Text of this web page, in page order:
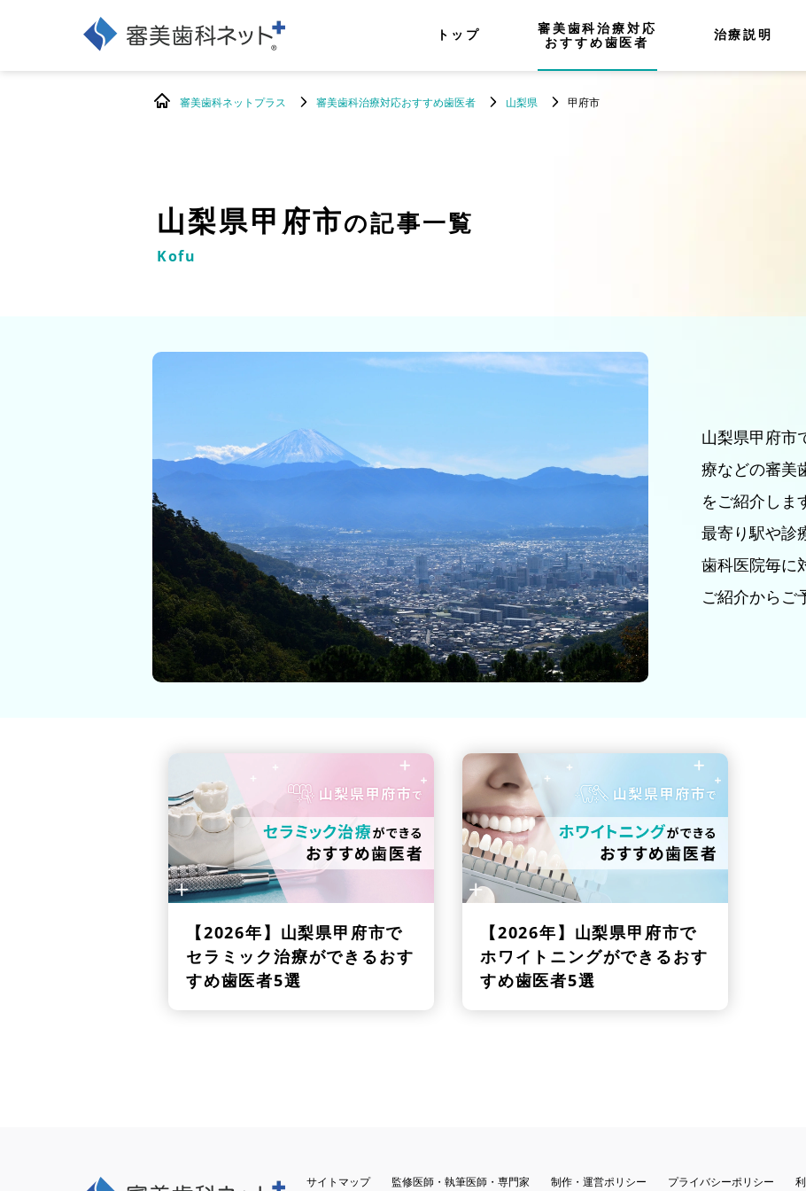
トップ
審美歯科治療対応
おすすめ歯医者
治療説明
審美歯科ネットプラス 審美歯科治療対応おすすめ歯医者 山梨県 甲府市
山梨県甲府市の記事一覧
Kofu
山梨県甲府市
療などの審美
をご紹介しま
最寄り駅や診
歯科医院毎に
ご紹介からご
【2026年】 山梨県甲府市で
セラミック治療ができるおす
すめ歯医者5選
【2026年】 山梨県甲府市で
ホワイトニングができるおす
すめ歯医者5選
サイトマップ 監修医師・執筆医師・専門家 制作・運営ポリシー プライバシーポリシー